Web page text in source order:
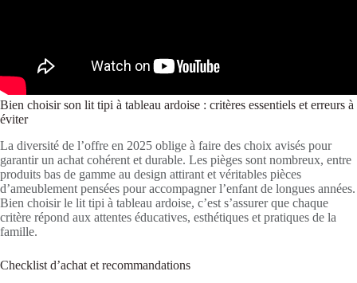
Bien choisir son lit tipi à tableau ardoise : critères essentiels et erreurs à
éviter
La diversité de l’offre en 2025 oblige à faire des choix avisés pour
garantir un achat cohérent et durable. Les pièges sont nombreux, entre
produits bas de gamme au design attirant et véritables pièces
d’ameublement pensées pour accompagner l’enfant de longues années.
Bien choisir le lit tipi à tableau ardoise, c’est s’assurer que chaque
critère répond aux attentes éducatives, esthétiques et pratiques de la
famille.
Checklist d’achat et recommandations